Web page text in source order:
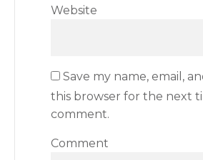
Website
Save my name, email,
this browser for the next
comment.
Comment